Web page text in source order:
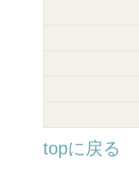
topに戻る